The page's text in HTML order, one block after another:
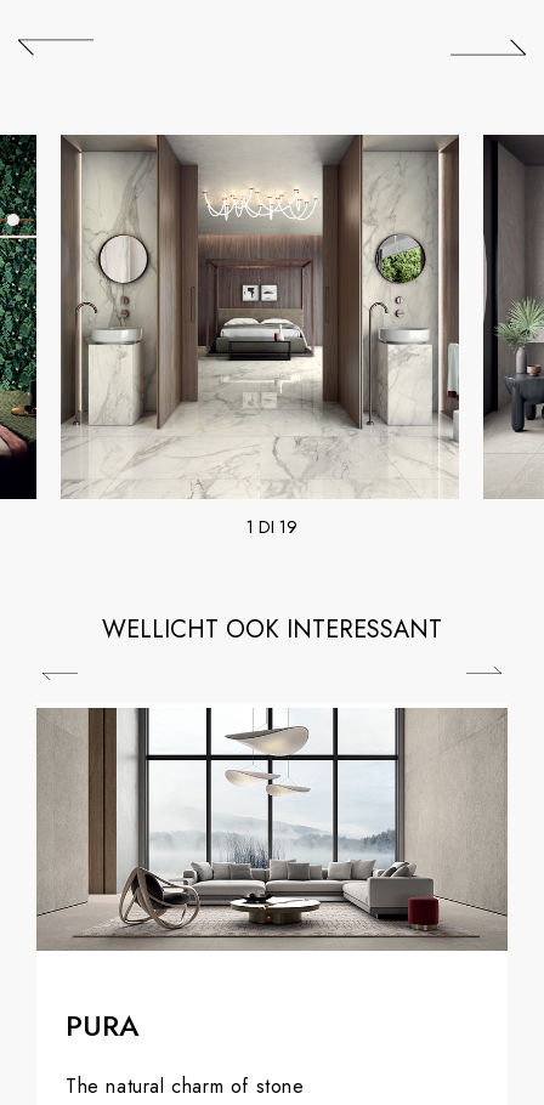
1 DI 19
WELLICHT OOK INTERESSANT
PURA
The natural charm of stone